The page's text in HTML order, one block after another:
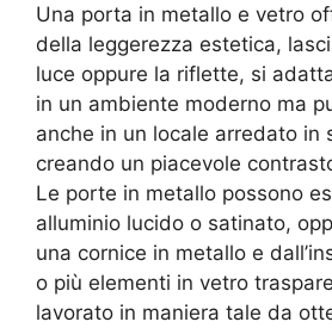
Una porta in metallo e vetro
della leggerezza estetica,
luce oppure la riflette, si
in un ambiente moderno ma
anche in un locale arredato in
creando un piacevole
Le porte in metallo possono
alluminio lucido o satinato,
una cornice in metallo e
o più elementi in vetro
lavorato in maniera tale da